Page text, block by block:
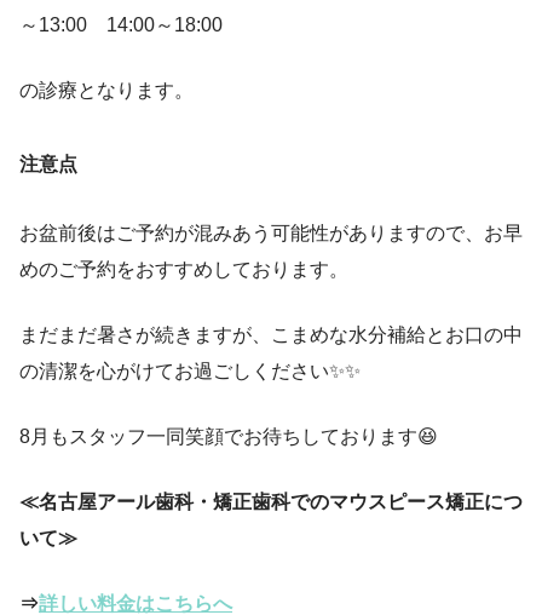
～13:00 14:00～18:00
の診療となります。
注意点
お盆前後はご予約が混みあう可能性がありますので、お早
めのご予約をおすすめしております。
まだまだ暑さが続きますが、こまめな水分補給とお口の中
の清潔を心がけてお過ごしください✨✨
8月もスタッフ一同笑顔でお待ちしております😆
≪名古屋アール歯科・矯正歯科でのマウスピース矯正につ
いて≫
⇒詳しい料金はこちらへ